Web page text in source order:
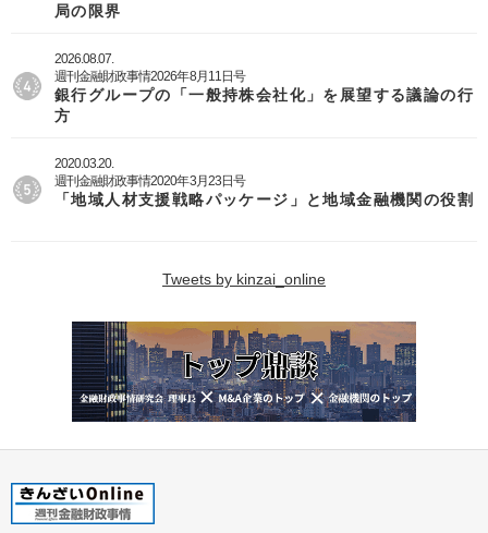
局の限界
2026.08.07.
週刊金融財政事情2026年8月11日号
銀行グループの「一般持株会社化」を展望する議論の行
方
2020.03.20.
週刊金融財政事情2020年3月23日号
「地域人材支援戦略パッケージ」と地域金融機関の役割
Tweets by kinzai_online